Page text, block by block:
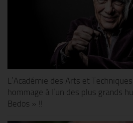
L’Académie des Arts et
hommage à l’un des plus grands
Bedos » !!